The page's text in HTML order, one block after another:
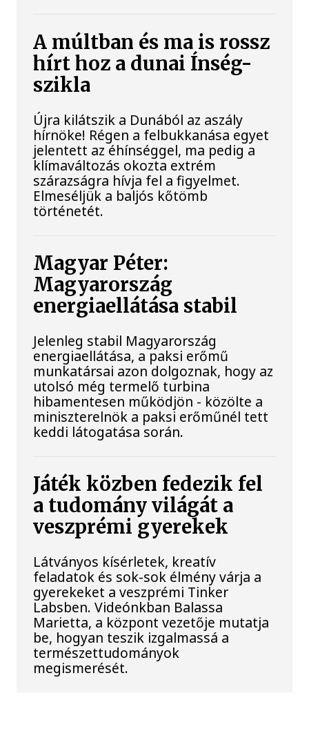
A múltban és ma is rossz
hírt hoz a dunai Ínség-
szikla
Újra kilátszik a Dunából az aszály
hírnöke! Régen a felbukkanása egyet
jelentett az éhínséggel, ma pedig a
klímaváltozás okozta extrém
szárazságra hívja fel a figyelmet.
Elmeséljük a baljós kőtömb
történetét.
Magyar Péter:
Magyarország
energiaellátása stabil
Jelenleg stabil Magyarország
energiaellátása, a paksi erőmű
munkatársai azon dolgoznak, hogy az
utolsó még termelő turbina
hibamentesen működjön - közölte a
miniszterelnök a paksi erőműnél tett
keddi látogatása során.
Játék közben fedezik fel
a tudomány világát a
veszprémi gyerekek
Látványos kísérletek, kreatív
feladatok és sok-sok élmény várja a
gyerekeket a veszprémi Tinker
Labsben. Videónkban Balassa
Marietta, a központ vezetője mutatja
be, hogyan teszik izgalmassá a
természettudományok
megismerését.